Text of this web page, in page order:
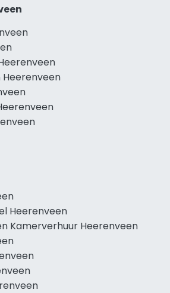
Heerenveen
Kamerverhuur Heerenveen